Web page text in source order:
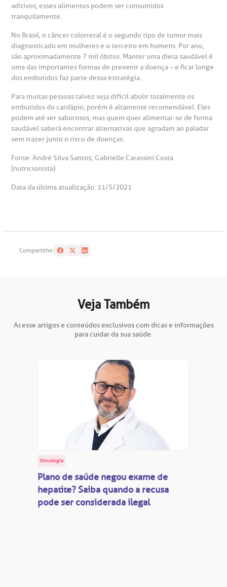
aditivos, esses alimentos podem ser consumidos
tranquilamente.
No Brasil, o câncer colorretal é o segundo tipo de tumor mais
diagnosticado em mulheres e o terceiro em homens. Por ano,
são aproximadamente 7 mil óbitos. Manter uma dieta saudável é
uma das importantes formas de prevenir a doença – e ficar longe
dos embutidos faz parte dessa estratégia.
Para muitas pessoas talvez seja difícil abolir totalmente os
embutidos do cardápio, porém é altamente recomendável. Eles
podem até ser saborosos, mas quem quer alimentar-se de forma
saudável saberá encontrar alternativas que agradam ao paladar
sem trazer junto o risco de doenças.
Fonte: André Silva Santos; Gabrielle Carassini Costa
(nutricionista)
Data da última atualização: 11/5/2021
Compartilhe:
Veja Também
Acesse artigos e conteúdos exclusivos com dicas e informações
para cuidar da sua saúde.
Oncologia
Plano de saúde negou exame de
hepatite? Saiba quando a recusa
pode ser considerada ilegal